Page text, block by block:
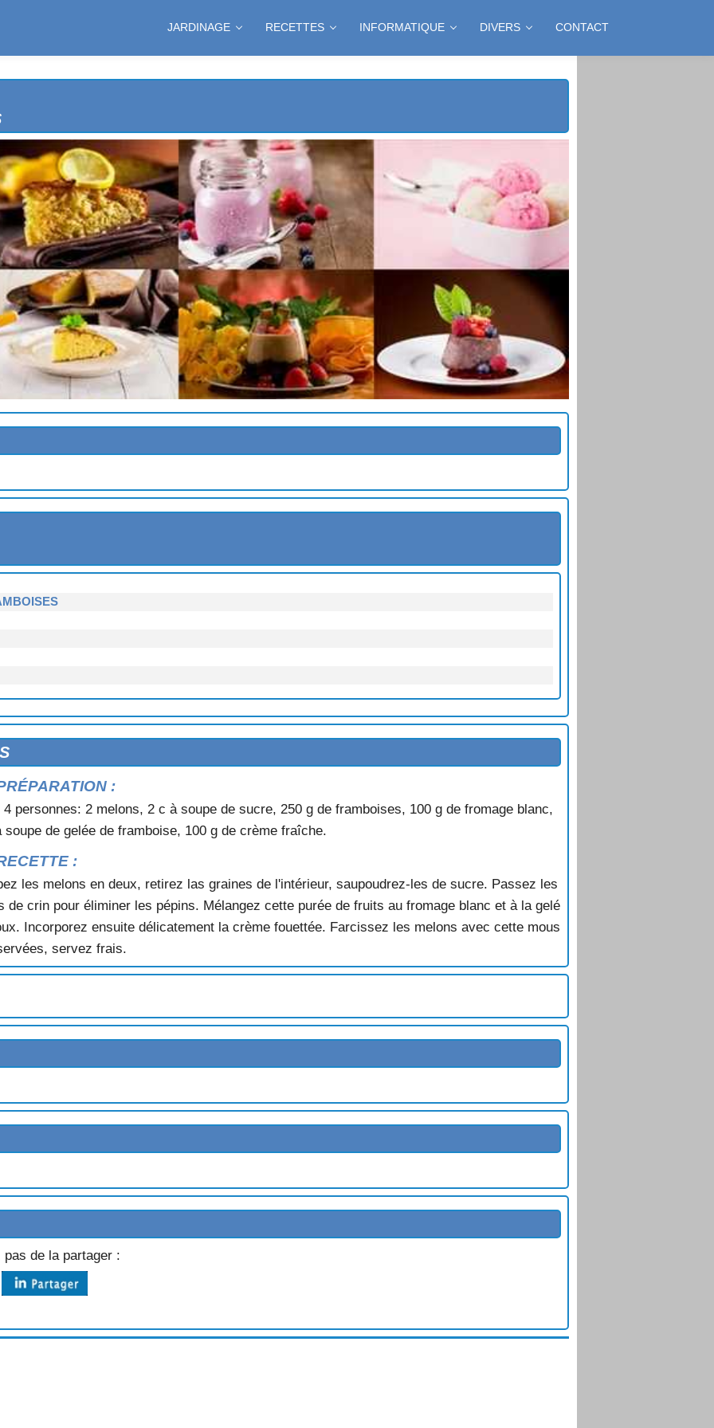
JARDINAGE RECETTES INFORMATIQUE DIVERS CONTACT
POIRES
LA MENTHE
:
4 personnes: 2 melons, 2 c à soupe de sucre, 250 g de framboises, 100 g de fromage blanc,
soupe de gelée de framboise, 100 g de crème fraîche.
:
les melons en deux, retirez las graines de l'intérieur, saupoudrez-les de sucre. Passez les
de crin pour éliminer les pépins. Mélangez cette purée de fruits au fromage blanc et à la gelé
Incorporez ensuite délicatement la crème fouettée. Farcissez les melons avec cette mous
servez frais.
pas de la partager :